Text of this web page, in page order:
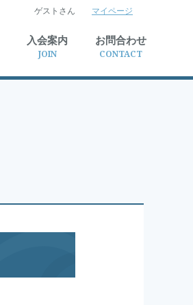
検索
ゲストさん マイページ
入会案内
JOIN
お問合わせ
CONTACT